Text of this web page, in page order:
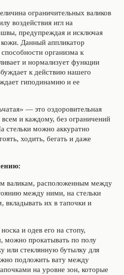
ограничительных валиков
воздействия игл на
предупреждая и исключая
Данный аппликатор
организма к
и нормализует функции
к действию нашего
гиподинамию и ее
— это оздоровительная
и каждому, без ограничений
стельки можно аккуратно
ходить, бегать и даже
валикам, расположенным между
между ними, на стельки
вкладывать их в тапочки и
и одев его на стопу,
можно прокатывать по полу
или стеклянную бутылку для
подложить вату между
на уровне зон, которые